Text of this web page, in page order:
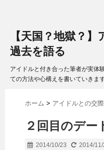
【天国？地獄？
過去を語る
アイドルと付き合った筆者が実体
ての方法や心構えを書いていきま
ホーム > アイドルとの交際
２回目のデー
2014/10/23 2014/11/